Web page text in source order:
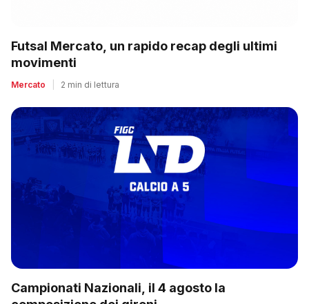
Futsal Mercato, un rapido recap degli ultimi
movimenti
Mercato 2 min di lettura
Campionati Nazionali, il 4 agosto la